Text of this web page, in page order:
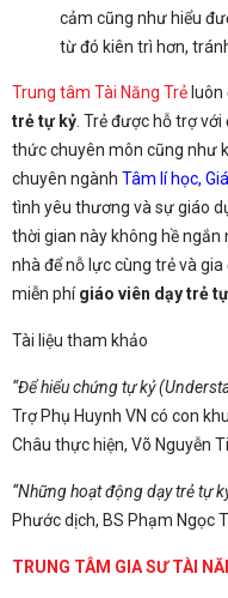
cảm cũng như hiểu
từ đó kiên trì hơn,
Trung tâm Tài Năng Trẻ
trẻ tự kỷ . Trẻ được hỗ trợ với
thức chuyên môn cũng như
chuyên ngành Tâm lí học,
tình yêu thương và sự giáo
thời gian này không hề ngắn
nhà để nỗ lực cùng trẻ và
miễn phígiáo viên dạy trẻ
Tài liệu tham khảo
“Để hiểu chứng tự kỷ
Trợ Phụ Huynh VN có con
Châu thực hiện, Võ Nguyễn
“Những hoạt động dạy trẻ tự
Phước dịch, BS Phạm Ngọc
TRUNG TÂM GIA SƯ TÀI